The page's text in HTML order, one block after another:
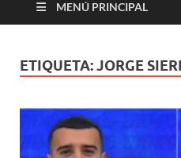
MENÚ PRINCIPAL
ETIQUETA:JORGE